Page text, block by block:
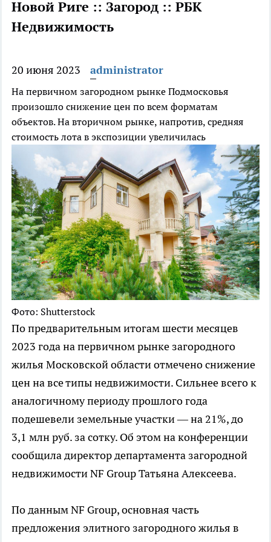
Новой Риге :: Загород :: РБК
Недвижимость
20 июня 2023 administrator
На первичном загородном рынке Подмосковья
произошло снижение цен по всем форматам
объектов. На вторичном рынке, напротив, средняя
стоимость лота в экспозиции увеличилась
Фото: Shutterstock
По предварительным итогам шести месяцев
2023 года на первичном рынке загородного
жилья Московской области отмечено снижение
цен на все типы недвижимости. Сильнее всего к
аналогичному периоду прошлого года
подешевели земельные участки — на 21%, до
3,1 млн руб. за сотку. Об этом на конференции
сообщила директор департамента загородной
недвижимости NF Group Татьяна Алексеева.
По данным NF Group, основная часть
предложения элитного загородного жилья в